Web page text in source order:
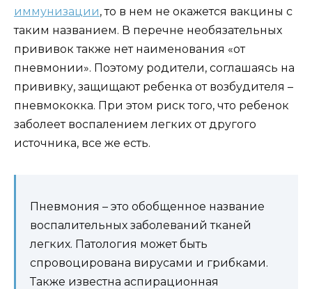
иммунизации, то в нем не окажется вакцины с
таким названием. В перечне необязательных
прививок также нет наименования «от
пневмонии». Поэтому родители, соглашаясь на
прививку, защищают ребенка от возбудителя –
пневмококка. При этом риск того, что ребенок
заболеет воспалением легких от другого
источника, все же есть.
Пневмония – это обобщенное название
воспалительных заболеваний тканей
легких. Патология может быть
спровоцирована вирусами и грибками.
Также известна аспирационная